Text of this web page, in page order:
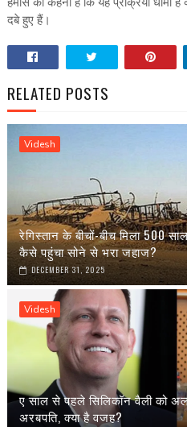
दबे हुए हैं।
RELATED POSTS
Videsh
रेगिस्तान के बीचों-बीच मिला 500
कैसे पहुंचा सोने से भरा जहाज?
DECEMBER 31, 2025
Videsh
ए साल से पहले सिलिकॉन वैली को
अरबपति, क्या है वजह?